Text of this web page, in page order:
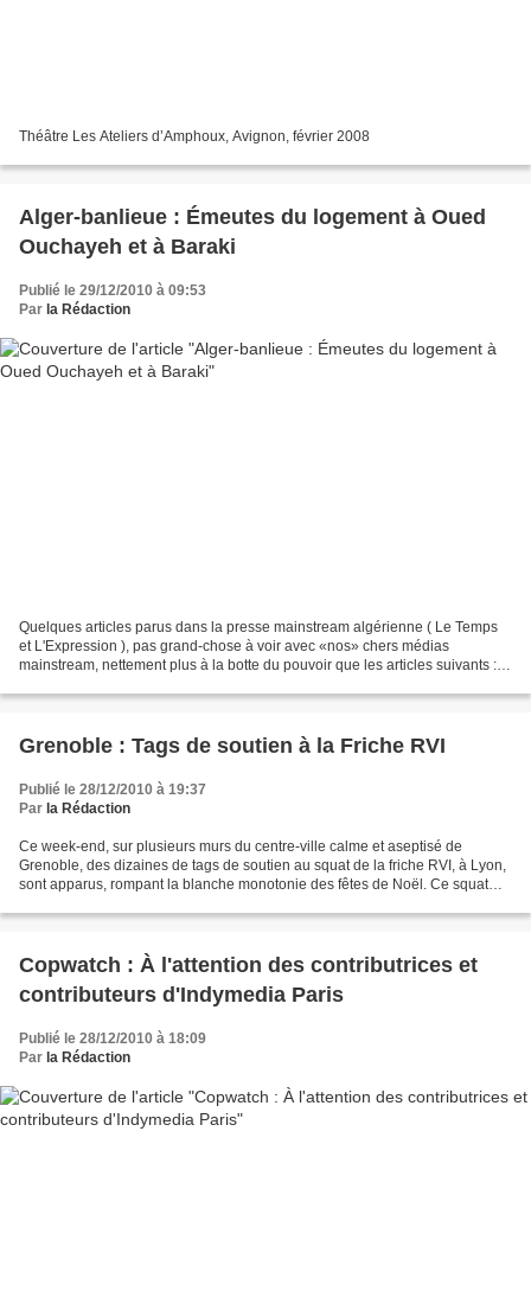
Théâtre Les Ateliers d’Amphoux, Avignon, février 2008
Alger-banlieue : Émeutes du logement à Oued
Ouchayeh et à Baraki
Publié le 29/12/2010 à 09:53
Par la Rédaction
Quelques articles parus dans la presse mainstream algérienne ( Le Temps
et L'Expression ), pas grand-chose à voir avec «nos» chers médias
mainstream, nettement plus à la botte du pouvoir que les articles suivants :
Grenoble : Tags de soutien à la Friche RVI
Publié le 28/12/2010 à 19:37
Par la Rédaction
Ce week-end, sur plusieurs murs du centre-ville calme et aseptisé de
Grenoble, des dizaines de tags de soutien au squat de la friche RVI, à Lyon,
sont apparus, rompant la blanche monotonie des fêtes de Noël. Ce squat
Copwatch : À l'attention des contributrices et
contributeurs d'Indymedia Paris
Publié le 28/12/2010 à 18:09
Par la Rédaction